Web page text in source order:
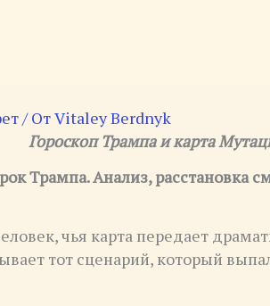
/ ОтVitaley Berdnyk
Гороскоп Трампа и карта
Трампа. Анализ, расстановка
чья карта передает
тот сценарий, который